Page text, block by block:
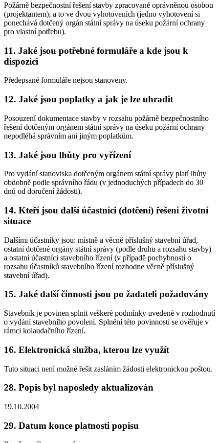
Požárně bezpečnostní řešení stavby zpracované oprávněnou osobou
(projektantem), a to ve dvou vyhotoveních (jedno vyhotovení si
ponechává dotčený orgán státní správy na úseku požární ochrany
pro vlastní potřebu).
11. Jaké jsou potřebné formuláře a kde jsou k
dispozici
Předepsané formuláře nejsou stanoveny.
12. Jaké jsou poplatky a jak je lze uhradit
Posouzení dokumentace stavby v rozsahu požárně bezpečnostního
řešení dotčeným orgánem státní správy na úseku požární ochrany
nepodléhá správním ani jiným poplatkům.
13. Jaké jsou lhůty pro vyřízení
Pro vydání stanoviska dotčeným orgánem státní správy platí lhůty
obdobně podle správního řádu (v jednoduchých případech do 30
dnů od doručení žádosti).
14. Kteří jsou další účastníci (dotčení) řešení životní
situace
Dalšími účastníky jsou: místně a věcně příslušný stavební úřad,
ostatní dotčené orgány státní správy (podle druhu a rozsahu stavby)
a ostatní účastníci stavebního řízení (v případě pochybností o
rozsahu účastníků stavebního řízení rozhodne věcně příslušný
stavební úřad).
15. Jaké další činnosti jsou po žadateli požadovány
Stavebník je povinen splnit veškeré podmínky uvedené v rozhodnutí
o vydání stavebního povolení. Splnění této povinnosti se ověřuje v
rámci kolaudačního řízení.
16. Elektronická služba, kterou lze využít
Tuto situaci není možné řešit zasláním žádosti elektronickou poštou.
28. Popis byl naposledy aktualizován
19.10.2004
29. Datum konce platnosti popisu